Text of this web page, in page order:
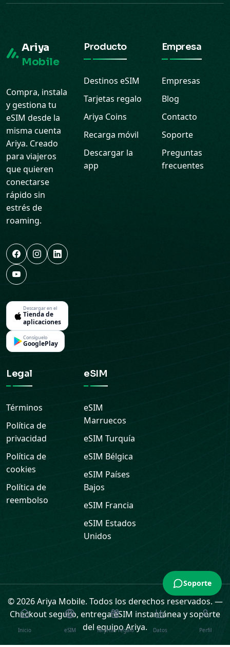
Ariya
Mobile
Compra, instala
y gestiona tu
eSIM desde la
misma cuenta
Ariya. Creado
para viajeros
que quieren
conectarse
rápido sin
estrés de
roaming.
Descargar en el
Tienda de
aplicaciones
Consíguelo
GooglePlay
Producto
Destinos eSIM
Tarjetas regalo
Ariya Coins
Recarga móvil
Descargar la
app
Empresa
Empresas
Blog
Contacto
Soporte
Preguntas
frecuentes
Legal
Términos
Política de
privacidad
Política de
cookies
Política de
reembolso
eSIM
eSIM
Marruecos
eSIMTurquía
eSIM Bélgica
eSIM Países
Bajos
eSIM Francia
eSIM Estados
Unidos
© 2026 Ariya Mobile. Todos los derechos reservados. —
Checkout seguro, entrega eSIM instantánea y soporte
del equipo Ariya.
Inicio eSIM Tarjetas regalo Datos Perfil
Soporte